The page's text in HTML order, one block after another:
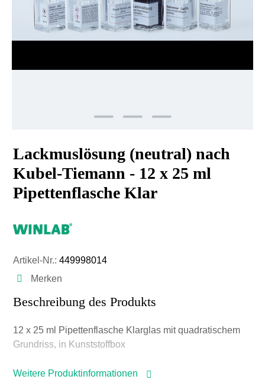
Lackmuslösung (neutral) nach
Kubel-Tiemann - 12 x 25 ml
Pipettenflasche Klar
Artikel-Nr.: 449998014
Merken
Beschreibung des Produkts
12 x 25 ml Pipettenflasche Klarglas mit quadratischem
Grundriss, in Kunststoffbox
Weitere Produktinformationen